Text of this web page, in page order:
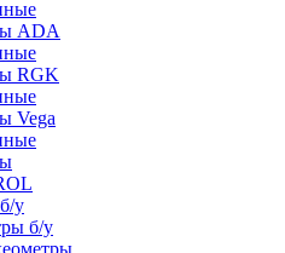
ADA
RGK
Vega
у
б/у